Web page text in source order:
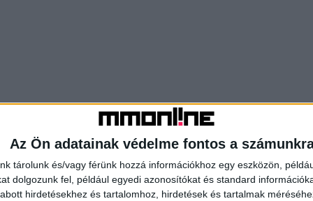
Az Ön adatainak védelme fontos a
tárolunk és/vagy férünk hozzá információkhoz egy eszközön,
dolgozunk fel, például egyedi azonosítókat és standard
hirdetésekhez és tartalomhoz, hirdetések és tartalmak